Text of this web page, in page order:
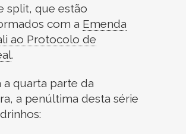
split, que estão
com a Emenda
ao Protocolo de
.
a quarta parte da
a penúltima desta série